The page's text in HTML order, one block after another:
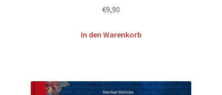
€9,90
In den Warenkorb